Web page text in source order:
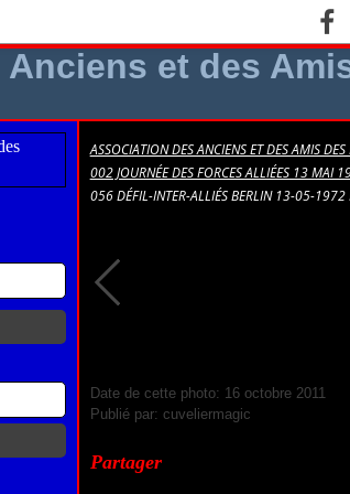
ASSOCIATION DES ANCIENS ET DES AMIS
002 JOURNÉE DES FORCES ALLIÉES 13 MAI
056 DÉFIL-INTER-ALLIÉS BERLIN 13-05-1972
Date de cette photo: 16 octobre 2011
Publié par: cuveliermagic
Partager